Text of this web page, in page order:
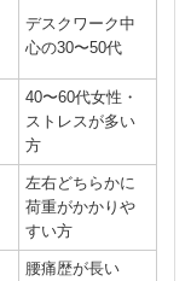
デスクワーク中
心の30〜50代
40〜60代女性・
ストレスが多い
方
左右どちらかに
荷重がかかりや
すい方
腰痛歴が長い